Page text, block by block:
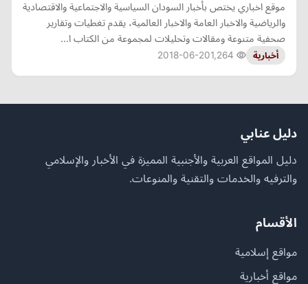
موقع اخباري يختص بأخبار السودان السياسية والاجتماعية والاقتصادية
والرياضية والاخبار العامة والاخبار العالمية، يقدم تغطيات وتقارير
صحفية متنوعة ومقالات وتحليلات لمجموعة من الكتاب ا…
أخبارية 2018-06-20
دليل عنابي
دليل المواقع العربية والأجنبية المميزة في الأخبار والإسلامي
والترفيه والخدمات والتقنية والمنوعات.
الأقسام
مواقع إسلامية
مواقع أخبارية